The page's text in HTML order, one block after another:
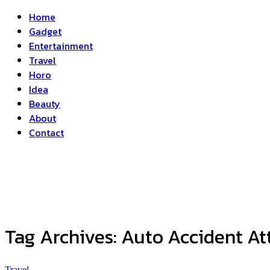
Home
Gadget
Entertainment
Travel
Horo
Idea
Beauty
About
Contact
Tag Archives:Auto Accident